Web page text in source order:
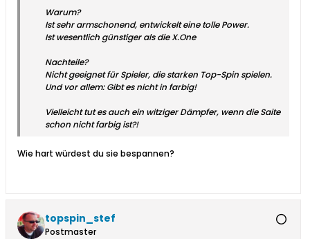
Warum?
Ist sehr armschonend, entwickelt eine tolle Power.
Ist wesentlich günstiger als die X.One
Nachteile?
Nicht geeignet für Spieler, die starken Top-Spin spielen.
Und vor allem: Gibt es nicht in farbig!
Vielleicht tut es auch ein witziger Dämpfer, wenn die Saite
schon nicht farbig ist?!
Wie hart würdest du sie bespannen?
topspin_stef
Postmaster